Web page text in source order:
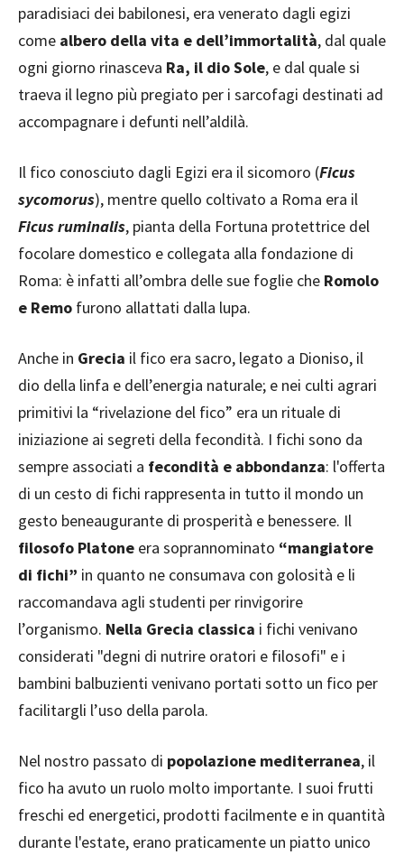
paradisiaci dei babilonesi, era venerato dagli egizi
come albero della vita e dell’immortalità, dal quale
ogni giorno rinasceva Ra, il dio Sole, e dal quale si
traeva il legno più pregiato per i sarcofagi destinati ad
accompagnare i defunti nell’aldilà.
Il fico conosciuto dagli Egizi era il sicomoro (Ficus
sycomorus), mentre quello coltivato a Roma era il
Ficus ruminalis, pianta della Fortuna protettrice del
focolare domestico e collegata alla fondazione di
Roma: è infatti all’ombra delle sue foglie che Romolo
e Remo furono allattati dalla lupa.
Anche in Grecia il fico era sacro, legato a Dioniso, il
dio della linfa e dell’energia naturale; e nei culti agrari
primitivi la “rivelazione del fico” era un rituale di
iniziazione ai segreti della fecondità. I fichi sono da
sempre associati a fecondità e abbondanza: l'offerta
di un cesto di fichi rappresenta in tutto il mondo un
gesto beneaugurante di prosperità e benessere. Il
filosofo Platone era soprannominato “mangiatore
di fichi” in quanto ne consumava con golosità e li
raccomandava agli studenti per rinvigorire
l’organismo. Nella Grecia classica i fichi venivano
considerati "degni di nutrire oratori e filosofi" e i
bambini balbuzienti venivano portati sotto un fico per
facilitargli l’uso della parola.
Nel nostro passato di popolazione mediterranea, il
fico ha avuto un ruolo molto importante. I suoi frutti
freschi ed energetici, prodotti facilmente e in quantità
durante l'estate, erano praticamente un piatto unico